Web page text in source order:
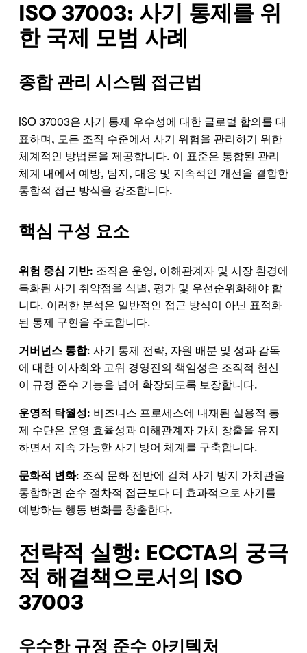
ISO 37003: 사기 통제를 위
한 국제 모범 사례
종합 관리 시스템 접근법
ISO 37003은 사기 통제 우수성에 대한 글로벌 합의를 대
표하며, 모든 조직 수준에서 사기 위험을 관리하기 위한
체계적인 방법론을 제공합니다. 이 표준은 통합된 관리
체계 내에서 예방, 탐지, 대응 및 지속적인 개선을 결합한
통합적 접근 방식을 강조합니다.
핵심 구성 요소
위험 중심 기반: 조직은 운영, 이해관계자 및 시장 환경에
특화된 사기 취약점을 식별, 평가 및 우선순위화해야 합
니다. 이러한 분석은 일반적인 접근 방식이 아닌 표적화
된 통제 구현을 주도합니다.
거버넌스 통합: 사기 통제 전략, 자원 배분 및 성과 감독
에 대한 이사회와 고위 경영진의 책임성은 조직적 헌신
이 규정 준수 기능을 넘어 확장되도록 보장합니다.
운영적 탁월성: 비즈니스 프로세스에 내재된 실용적 통
제 수단은 운영 효율성과 이해관계자 가치 창출을 유지
하면서 지속 가능한 사기 방어 체계를 구축합니다.
문화적 변화: 조직 문화 전반에 걸쳐 사기 방지 가치관을
통합하면 순수 절차적 접근보다 더 효과적으로 사기를
예방하는 행동 변화를 창출한다.
전략적 실행: ECCTA의 궁극
적 해결책으로서의 ISO
37003
우수한 규정 준수 아키텍처